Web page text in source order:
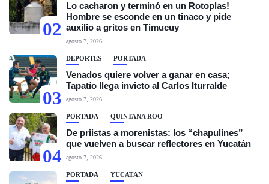
02
Lo cacharon y terminó en un Rotoplas!
Hombre se esconde en un tinaco y pide
auxilio a gritos en Timucuy
agosto 7, 2026
03
DEPORTES PORTADA
Venados quiere volver a ganar en casa;
Tapatío llega invicto al Carlos Iturralde
agosto 7, 2026
04
PORTADA QUINTANA ROO
De priistas a morenistas: los “chapulines”
que vuelven a buscar reflectores en Yucatán
agosto 7, 2026
PORTADA YUCATÁN